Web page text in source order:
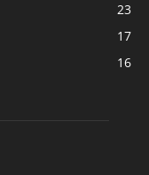
23
17
16